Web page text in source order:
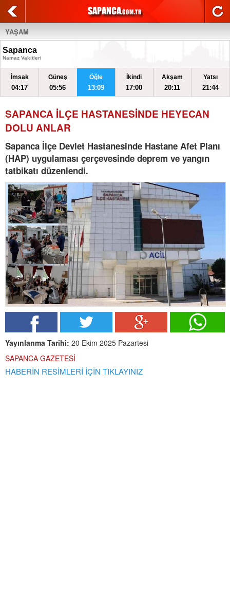
YAŞAM
Sapanca
Namaz Vakitleri
İmsak
04:17
Güneş
05:56
Öğle
13:09
İkindi
17:00
Akşam
20:11
Yatsı
21:44
SAPANCA İLÇE HASTANESİNDE HEYECAN
DOLU ANLAR
Sapanca İlçe Devlet Hastanesinde Hastane Afet Planı
(HAP) uygulaması çerçevesinde deprem ve yangın
tatbikatı düzenlendi.
Yayınlanma Tarihi: 20 Ekim 2025 Pazartesi
SAPANCA GAZETESİ
HABERİN RESİMLERİ İÇİN TIKLAYINIZ